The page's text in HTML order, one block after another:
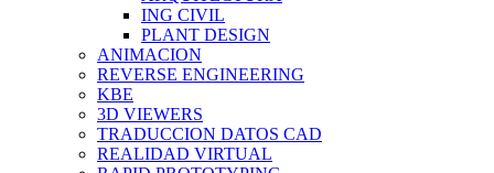
ING CIVIL
PLANT DESIGN
ANIMACION
REVERSE ENGINEERING
KBE
3D VIEWERS
TRADUCCION DATOS CAD
REALIDAD VIRTUAL